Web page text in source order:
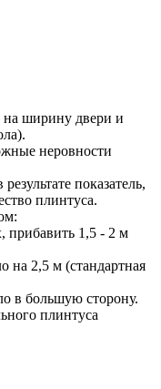
ширину двери и
неровности
показатель,
плинтуса.
прибавить 1,5 - 2 м
на 2,5 м (стандартная
в большую сторону.
плинтуса